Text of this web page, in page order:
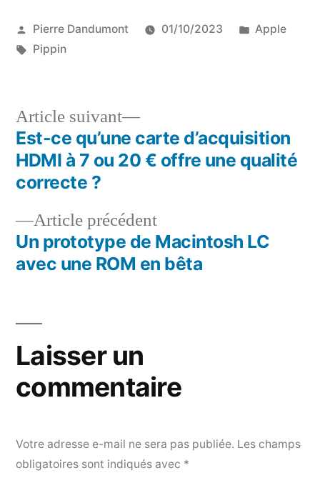
Publié
par
Pierre Dandumont 01/10/2023
Publié
Apple
Étiquettes :
Pippin
Navigation
de
l’article
Article précédentArticle
précédent :
Un prototype de Macintosh LC
avec une ROM en bêta
Article suivant
Article
suivant :
Est-ce qu’une carte d’acquisition
HDMI à 7 ou 20 € offre une qualité
correcte ?
Laisser un
commentaire
Votre adresse e-mail ne sera pas publiée. Les champs
obligatoires sont indiqués avec *